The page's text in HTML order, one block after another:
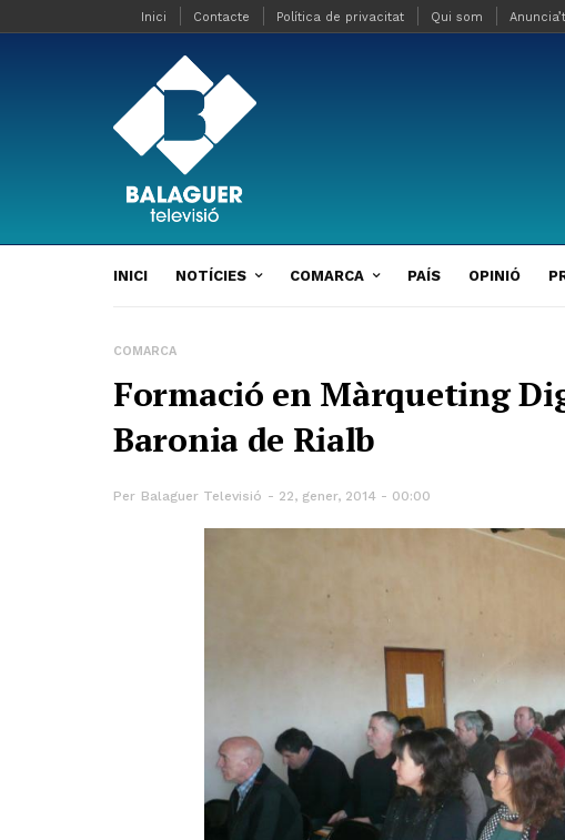
Inici Contacte Política de privacitat Qui som Anuncia’t
INICI NOTÍCIES COMARCA PAÍS OPINIÓ
COMARCA
Formació en Màrqueting
Baronia de Rialb
Per Balaguer Televisió 22, gener, 2014 - 00:00